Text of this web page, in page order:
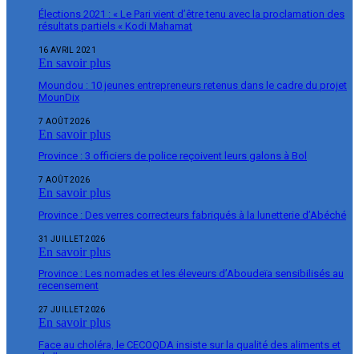
Élections 2021 : « Le Pari vient d’être tenu avec la proclamation des
résultats partiels « Kodi Mahamat
16 AVRIL 2021
En savoir plus
Moundou : 10 jeunes entrepreneurs retenus dans le cadre du projet
MounDix
7 AOÛT 2026
En savoir plus
Province : 3 officiers de police reçoivent leurs galons à Bol
7 AOÛT 2026
En savoir plus
Province : Des verres correcteurs fabriqués à la lunetterie d’Abéché
31 JUILLET 2026
En savoir plus
Province : Les nomades et les éleveurs d’Aboudeïa sensibilisés au
recensement
27 JUILLET 2026
En savoir plus
Face au choléra, le CECOQDA insiste sur la qualité des aliments et